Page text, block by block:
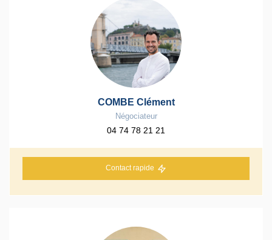
COMBE Clément
Négociateur
04 74 78 21 21
Contact rapide